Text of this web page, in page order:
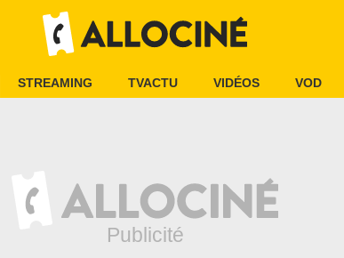
STREAMING TVACTU VIDÉOS VOD